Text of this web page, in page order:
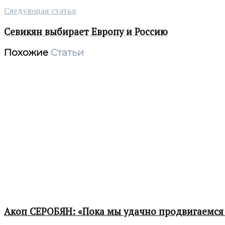
Следующая статья
Севикян выбирает Европу и Россию
Похожие Статьи
Акоп СЕРОБЯН: «Пока мы удачно продвигаемся